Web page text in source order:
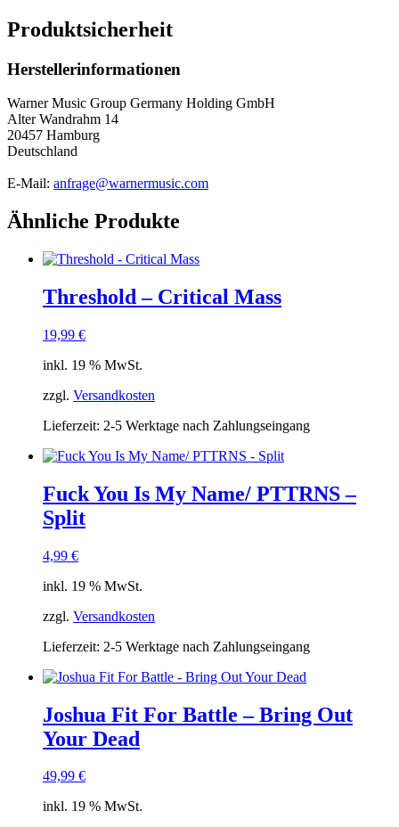
Produktsicherheit
Herstellerinformationen
Warner Music Group Germany Holding GmbH
Alter Wandrahm 14
20457 Hamburg
Deutschland
E-Mail: anfrage@warnermusic.com
Ähnliche Produkte
Threshold – Critical Mass
19,99 €
inkl. 19 % MwSt.
zzgl. Versandkosten
Lieferzeit: 2-5 Werktage nach Zahlungseingang
Fuck You Is My Name/ PTTRNS –
Split
4,99 €
inkl. 19 % MwSt.
zzgl. Versandkosten
Lieferzeit: 2-5 Werktage nach Zahlungseingang
Joshua Fit For Battle – Bring Out
Your Dead
49,99 €
inkl. 19 % MwSt.